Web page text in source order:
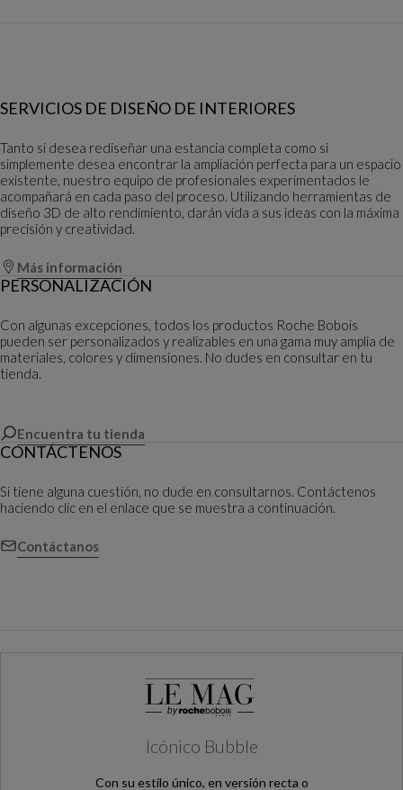
SERVICIOS DE DISEÑO DE INTERIORES
Tanto si desea rediseñar una estancia completa como si
simplemente desea encontrar la ampliación perfecta para un espacio
existente, nuestro equipo de profesionales experimentados le
acompañará en cada paso del proceso. Utilizando herramientas de
diseño 3D de alto rendimiento, darán vida a sus ideas con la máxima
precisión y creatividad.
Más información
PERSONALIZACIÓN
Con algunas excepciones, todos los productos Roche Bobois
pueden ser personalizados y realizables en una gama muy amplia de
materiales, colores y dimensiones. No dudes en consultar en tu
tienda.
Encuentra tu tienda
CONTÁCTENOS
Si tiene alguna cuestión, no dude en consultarnos. Contáctenos
haciendo clic en el enlace que se muestra a continuación.
Contáctanos
Icónico Bubble
Con su estilo único, en versión recta o